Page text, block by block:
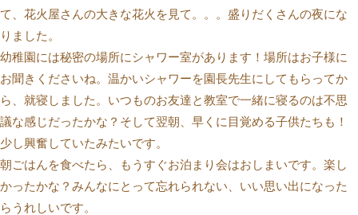
て、花火屋さんの大きな花火を見て。。。盛りだくさんの夜にな
りました。
幼稚園には秘密の場所にシャワー室があります！場所はお子様に
お聞きくださいね。温かいシャワーを園長先生にしてもらってか
ら、就寝しました。いつものお友達と教室で一緒に寝るのは不思
議な感じだったかな？そして翌朝、早くに目覚める子供たちも！
少し興奮していたみたいです。
朝ごはんを食べたら、もうすぐお泊まり会はおしまいです。楽し
かったかな？みんなにとって忘れられない、いい思い出になった
らうれしいです。